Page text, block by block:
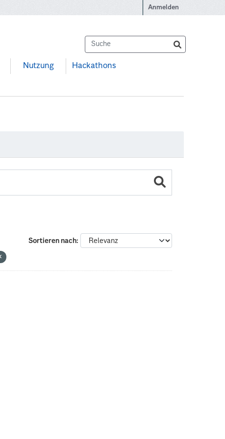
Anmelden
Nutzung Hackathons
Sortieren nach